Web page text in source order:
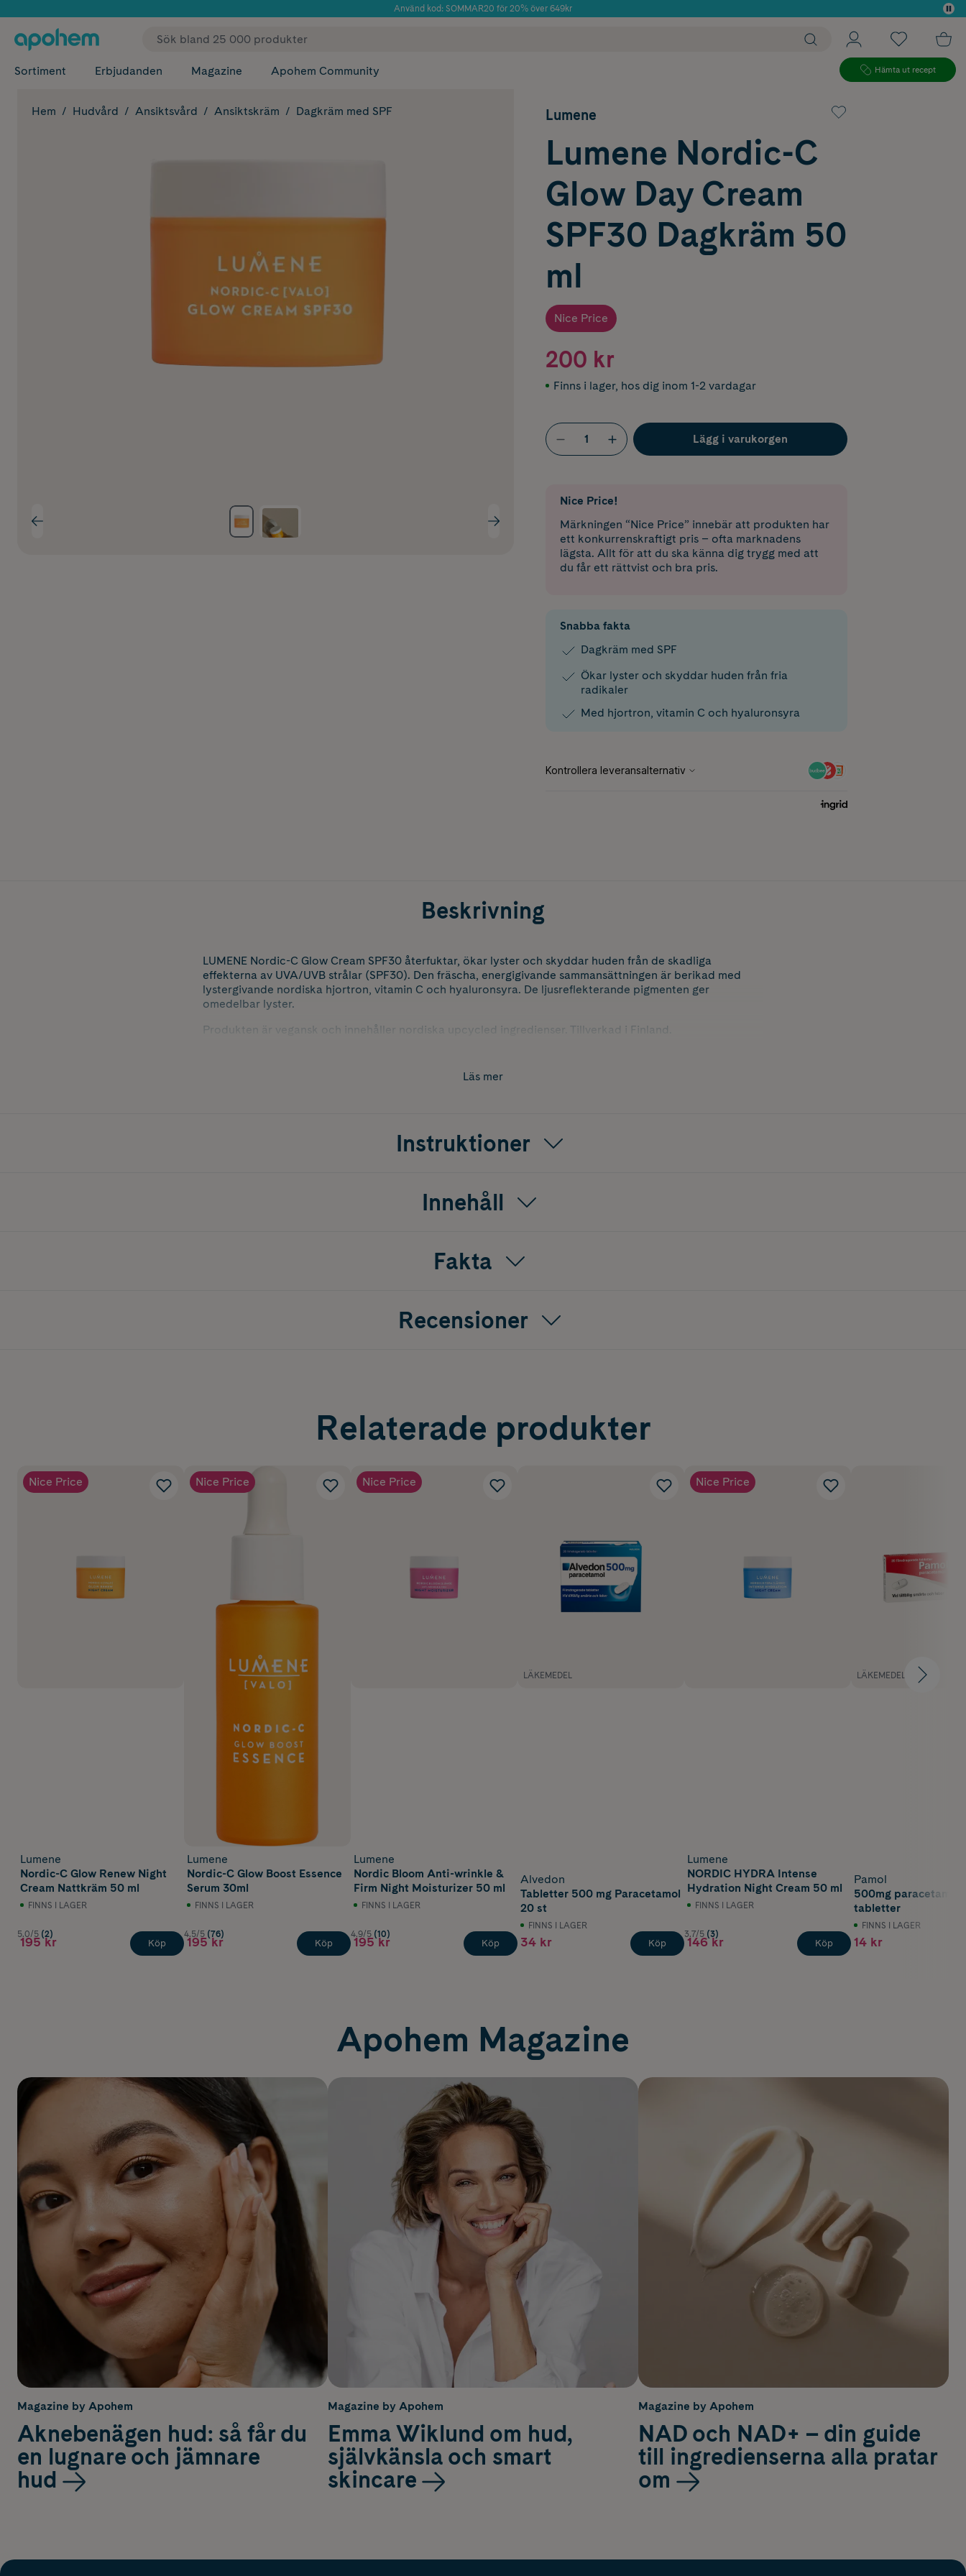
Använd kod: SOMMAR20 för 20% över 649kr
✓ Fri frakt
Sortiment Erbjudanden Magazine Apohem Community Hämta ut recept
Hem Hudvård Ansiktsvård Ansiktskräm Dagkräm med SPF Lumene
Lumene Nordic-C
Glow Day Cream
SPF30 Dagkräm 50
ml
Nice Price
200 kr
Finns i lager, hos dig inom 1-2 vardagar
Lägg i varukorgen
Nice Price!
Märkningen “Nice Price” innebär att produkten har
ett konkurrenskraftigt pris – ofta marknadens
lägsta. Allt för att du ska känna dig trygg med att
du får ett rättvist och bra pris.
Snabba fakta
Dagkräm med SPF
Ökar lyster och skyddar huden från fria
radikaler
Med hjortron, vitamin C och hyaluronsyra
Beskrivning
LUMENE Nordic-C Glow Cream SPF30 återfuktar, ökar lyster och skyddar huden från de skadliga
effekterna av UVA/UVB strålar (SPF30). Den fräscha, energigivande sammansättningen är berikad med
lystergivande nordiska hjortron, vitamin C och hyaluronsyra. De ljusreflekterande pigmenten ger
omedelbar lyster.
Produkten är vegansk och innehåller nordiska upcycled ingredienser. Tillverkad i Finland.
burk gjord av biobaserad** plast. Samma mängd av fuktkräm – 44 % mindre förpackningsmaterial jämfört
med den tidigare 50 ml LUMENE burken. Burken ska återvinnas och sorteras bland plast.
**Massbalansmetod med certifierad värdekedja.
Läs mer
Instruktioner
Innehåll
Fakta
Recensioner
Relaterade produkter
Nice Price
Lumene
Nordic-C Glow Renew Night
Cream Nattkräm 50 ml
FINNS I LAGER
5.0/5 (2)
195 kr Köp
Nice Price
Lumene
Nordic-C Glow Boost Essence
Serum 30ml
FINNS I LAGER
4.5/5 (76)
195 kr Köp
Nice Price
Lumene
Nordic Bloom Anti-wrinkle &
Firm Night Moisturizer 50 ml
FINNS I LAGER
4.9/5 (10)
195 kr Köp
LÄKEMEDEL
Alvedon
Tabletter 500 mg Paracetamol
20 st
FINNS I LAGER
34 kr Köp
Nice Price
Lumene
NORDIC HYDRA Intense
Hydration Night Cream 50 ml
FINNS I LAGER
3.7/5 (3)
146 kr Köp
LÄKEMEDEL
Pamol
500mg paracetamol
tabletter
FINNS I LAGER
14 kr
Apohem Magazine
Magazine by Apohem
Aknebenägen hud: så får du
en lugnare och jämnare
hud
Magazine by Apohem
Emma Wiklund om hud,
självkänsla och smart
skincare
Magazine by Apohem
NAD och NAD+ – din guide
till ingredienserna alla pratar
om